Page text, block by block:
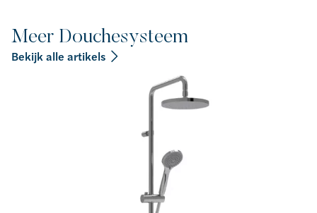
Meer Douchesysteem
Bekijk alle artikels